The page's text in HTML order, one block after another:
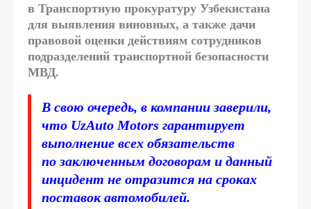
в Транспортную прокуратуру Узбекистана
для выявления виновных, а также дачи
правовой оценки действиям сотрудников
подразделений транспортной безопасности
МВД.
В свою очередь, в компании заверили,
что UzAuto Motors гарантирует
выполнение всех обязательств
по заключенным договорам и данный
инцидент не отразится на сроках
поставок автомобилей.